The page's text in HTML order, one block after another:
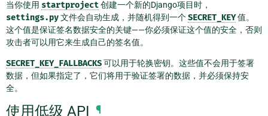
当你使用 startproject创建一个新的Django项目时，
settings.py文件会自动生成，并随机得到一个SECRET_KEY值。
这个值是保证签名数据安全的关键——你必须保证这个值的安全，否则
攻击者可以用它来生成自己的签名值。
SECRET_KEY_FALLBACKS可以用于轮换密钥。这些值不会用于签署
数据，但如果指定了，它们将用于验证签署的数据，并必须保持安
全。
使用低级 API ¶